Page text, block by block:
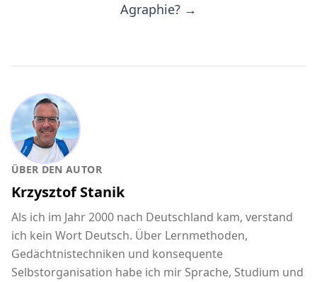
Agraphie? →
ÜBER DEN AUTOR
Krzysztof Stanik
Als ich im Jahr 2000 nach Deutschland kam, verstand
ich kein Wort Deutsch. Über Lernmethoden,
Gedächtnistechniken und konsequente
Selbstorganisation habe ich mir Sprache, Studium und